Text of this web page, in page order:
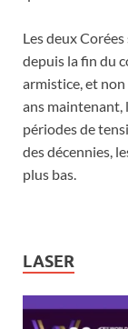
Les deux
depuis la fin du
armistice, et
ans maintenant,
périodes de
des décennies,
plus bas.
LASER